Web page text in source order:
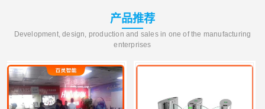
产品推荐
Development, design, production and sales in one of the manufacturing
enterprises